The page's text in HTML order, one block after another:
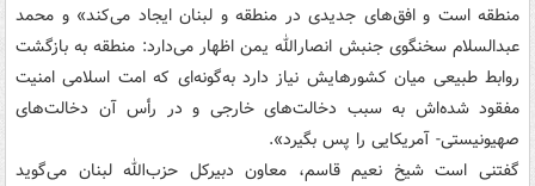
منطقه است و افق‌های جدیدی در منطقه و لبنان ایجاد می‌کند» و محمد
عبدالسلام سخنگوی جنبش انصارالله یمن اظهار می‌دارد: منطقه به بازگشت
روابط طبیعی میان کشورهایش نیاز دارد به‌گونه‌ای که امت اسلامی امنیت
مفقود شده‌اش به سبب دخالت‌های خارجی و در رأس آن دخالت‌های
صهیونیستی- آمریکایی را پس بگیرد».
گفتنی است شیخ نعیم قاسم، معاون دبیرکل حزب‌الله لبنان می‌گوید